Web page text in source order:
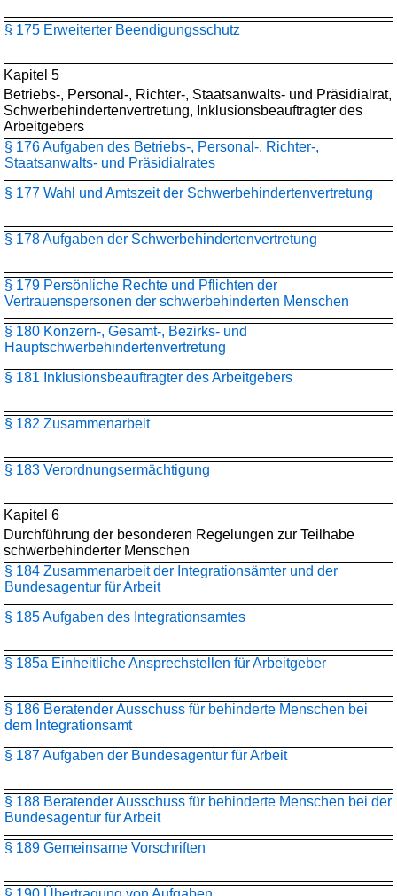
§ 175 Erweiterter Beendigungsschutz
Kapitel 5
Betriebs-, Personal-, Richter-, Staatsanwalts- und Präsidialrat,
Schwerbehindertenvertretung, Inklusionsbeauftragter des
Arbeitgebers
§ 176 Aufgaben des Betriebs-, Personal-, Richter-,
Staatsanwalts- und Präsidialrates
§ 177 Wahl und Amtszeit der Schwerbehindertenvertretung
§ 178 Aufgaben der Schwerbehindertenvertretung
§ 179 Persönliche Rechte und Pflichten der
Vertrauenspersonen der schwerbehinderten Menschen
§ 180 Konzern-, Gesamt-, Bezirks- und
Hauptschwerbehinderten­vertretung
§ 181 Inklusionsbeauftragter des Arbeitgebers
§ 182 Zusammenarbeit
§ 183 Verordnungsermächtigung
Kapitel 6
Durchführung der besonderen Regelungen zur Teilhabe
schwerbehinderter Menschen
§ 184 Zusammenarbeit der Integrationsämter und der
Bundesagentur für Arbeit
§ 185 Aufgaben des Integrationsamtes
§ 185a Einheitliche Ansprechstellen für Arbeitgeber
§ 186 Beratender Ausschuss für behinderte Menschen bei
dem Integrationsamt
§ 187 Aufgaben der Bundesagentur für Arbeit
§ 188 Beratender Ausschuss für behinderte Menschen bei der
Bundesagentur für Arbeit
§ 189 Gemeinsame Vorschriften